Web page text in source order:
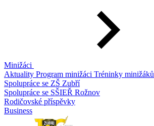
Minižáci
Aktuality Program minižáci Tréninky minižáků
Spolupráce se ZŠ Zubří
Spolupráce se SŠIEŘ Rožnov
Rodičovské příspěvky
Business